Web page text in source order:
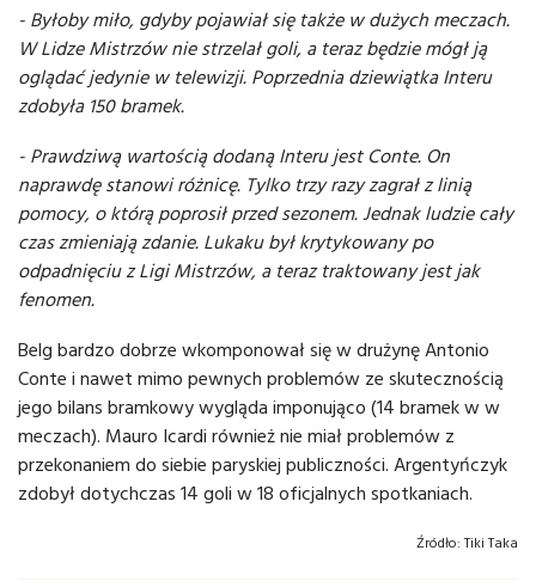
- Byłoby miło, gdyby pojawiał się także w dużych meczach.
W Lidze Mistrzów nie strzelał goli, a teraz będzie mógł ją
oglądać jedynie w telewizji. Poprzednia dziewiątka Interu
zdobyła 150 bramek.
- Prawdziwą wartością dodaną Interu jest Conte. On
naprawdę stanowi różnicę. Tylko trzy razy zagrał z linią
pomocy, o którą poprosił przed sezonem. Jednak ludzie cały
czas zmieniają zdanie. Lukaku był krytykowany po
odpadnięciu z Ligi Mistrzów, a teraz traktowany jest jak
fenomen.
Belg bardzo dobrze wkomponował się w drużynę Antonio
Conte i nawet mimo pewnych problemów ze skutecznością
jego bilans bramkowy wygląda imponująco (14 bramek w w
meczach). Mauro Icardi również nie miał problemów z
przekonaniem do siebie paryskiej publiczności. Argentyńczyk
zdobył dotychczas 14 goli w 18 oficjalnych spotkaniach.
Źródło:Tiki Taka